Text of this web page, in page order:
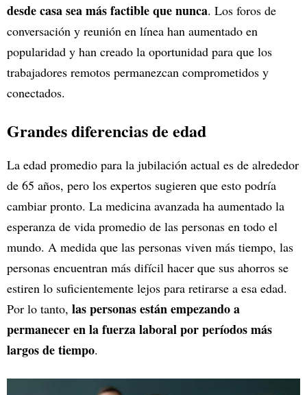
desde casa sea más factible que nunca. Los foros de
conversación y reunión en línea han aumentado en
popularidad y han creado la oportunidad para que los
trabajadores remotos permanezcan comprometidos y
conectados.
Grandes diferencias de edad
La edad promedio para la jubilación actual es de alrededor
de 65 años, pero los expertos sugieren que esto podría
cambiar pronto. La medicina avanzada ha aumentado la
esperanza de vida promedio de las personas en todo el
mundo. A medida que las personas viven más tiempo, las
personas encuentran más difícil hacer que sus ahorros se
estiren lo suficientemente lejos para retirarse a esa edad.
Por lo tanto, las personas están empezando a
permanecer en la fuerza laboral por períodos más
largos de tiempo.